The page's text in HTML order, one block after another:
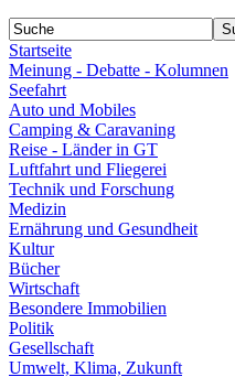
Startseite
Meinung - Debatte - Kolumnen
Seefahrt
Auto und Mobiles
Camping & Caravaning
Reise - Länder in GT
Luftfahrt und Fliegerei
Technik und Forschung
Medizin
Ernährung und Gesundheit
Kultur
Bücher
Wirtschaft
Besondere Immobilien
Politik
Gesellschaft
Umwelt, Klima, Zukunft